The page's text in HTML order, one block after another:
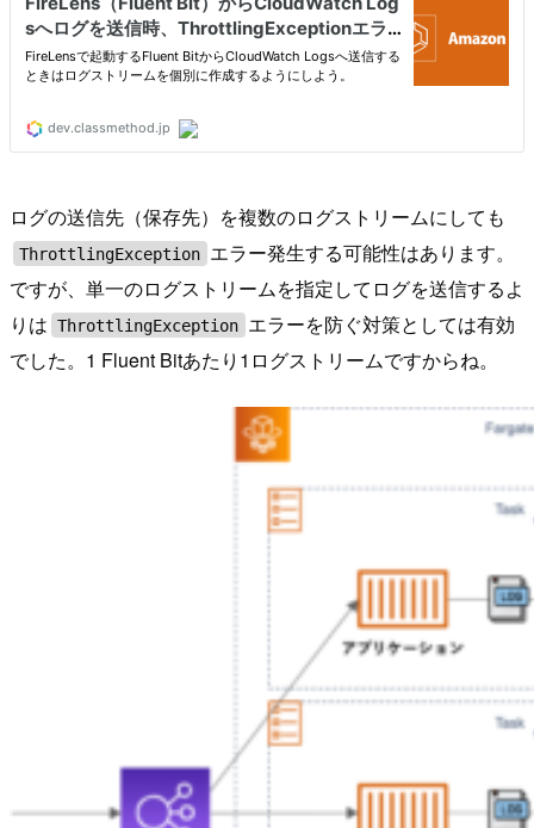
ログの送信先（保存先）を複数のログストリームにしても
ThrottlingException エラー発生する可能性はあります。
ですが、単一のログストリームを指定してログを送信するよ
りは ThrottlingException エラーを防ぐ対策としては有効
でした。1 Fluent Bitあたり1ログストリームですからね。